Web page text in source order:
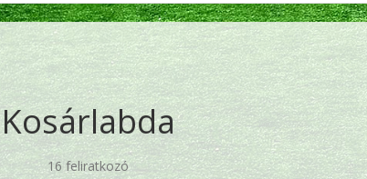
Kosárlabda
16 feliratkozó